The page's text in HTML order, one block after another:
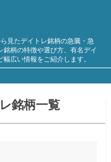
見たデイトレ銘柄の急騰・急
柄の特徴や選び方、有名デイ
広い情報をご紹介します。
銘柄一覧